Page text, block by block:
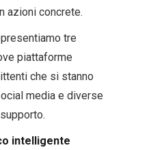
azioni concrete.
tre
piattaforme
che si stanno
media e diverse
intelligente